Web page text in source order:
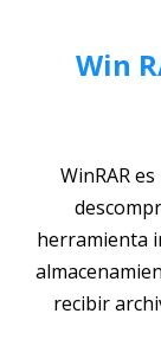
Win
WinRAR
herramienta
recibir